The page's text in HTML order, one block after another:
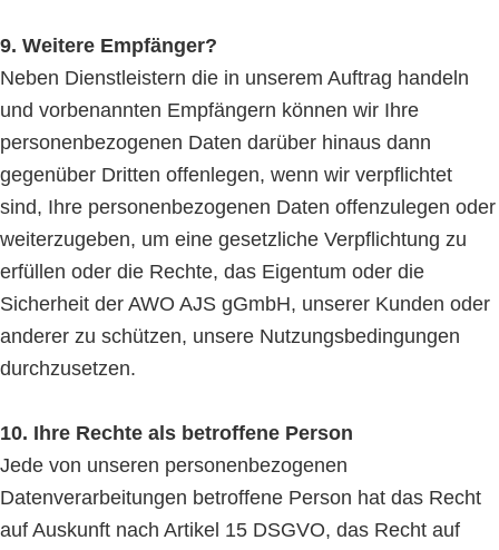
9. Weitere Empfänger?
Neben Dienstleistern die in unserem Auftrag handeln
und vorbenannten Empfängern können wir Ihre
personenbezogenen Daten darüber hinaus dann
gegenüber Dritten offenlegen, wenn wir verpflichtet
sind, Ihre personenbezogenen Daten offenzulegen oder
weiterzugeben, um eine gesetzliche Verpflichtung zu
erfüllen oder die Rechte, das Eigentum oder die
Sicherheit der AWO AJS gGmbH, unserer Kunden oder
anderer zu schützen, unsere Nutzungsbedingungen
durchzusetzen.
10. Ihre Rechte als betroffene Person
Jede von unseren personenbezogenen
Datenverarbeitungen betroffene Person hat das Recht
auf Auskunft nach Artikel 15 DSGVO, das Recht auf